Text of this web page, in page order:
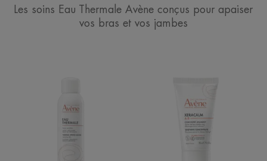
Les soins Eau Thermale Avène conçus pour apaiser
vos bras et vos jambes
apaisant